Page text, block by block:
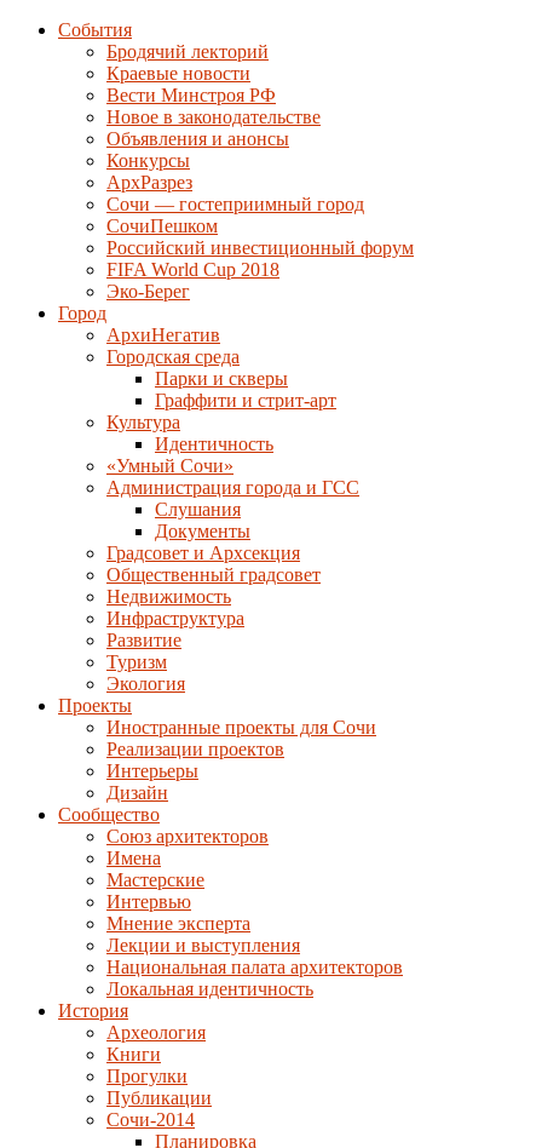
События
Бродячий лекторий
Краевые новости
Вести Минстроя РФ
Новое в законодательстве
Объявления и анонсы
Конкурсы
АрхРазрез
Сочи — гостеприимный город
СочиПешком
Российский инвестиционный форум
FIFA World Cup 2018
Эко-Берег
Город
АрхиНегатив
Городская среда
Парки и скверы
Граффити и стрит-арт
Культура
Идентичность
«Умный Сочи»
Администрация города и ГСС
Слушания
Документы
Градсовет и Архсекция
Общественный градсовет
Недвижимость
Инфраструктура
Развитие
Туризм
Экология
Проекты
Иностранные проекты для Сочи
Реализации проектов
Интерьеры
Дизайн
Сообщество
Союз архитекторов
Имена
Мастерские
Интервью
Мнение эксперта
Лекции и выступления
Национальная палата архитекторов
Локальная идентичность
История
Археология
Книги
Прогулки
Публикации
Сочи-2014
Планировка